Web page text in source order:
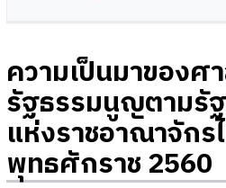
ความเป็นมาของศ
รัฐธรรมนูญตามรั
แห่งราชอาณาจักร
พุทธศักราช 2560